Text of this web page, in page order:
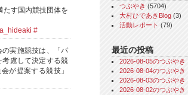
たす国内競技団体を
#
実施競技は、「パ
考慮して決定する競
が提案する競技」
つぶやき (5704)
大村ひであきBlog (3)
活動レポート (79)
最近の投稿
2026-08-05のつぶやき
2026-08-04のつぶやき
2026-08-03のつぶやき
2026-08-02のつぶやき